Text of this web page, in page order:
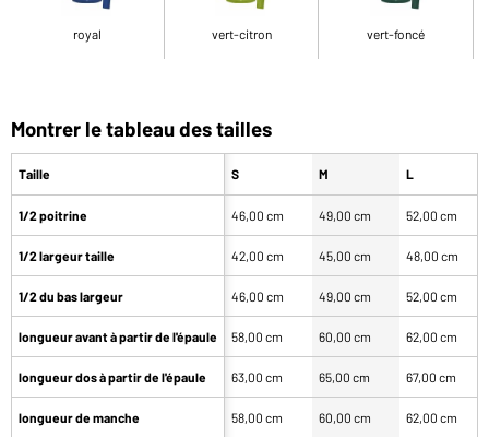
royal vert-citron vert-foncé
Montrer le tableau des tailles
Taille
1/2 poitrine
1/2 largeur taille
1/2 du bas largeur
longueur avant à partir de l'épaule
longueur dos à partir de l'épaule
longueur de manche
S M L
46,00 cm 49,00 cm 52,00 cm
42,00 cm 45,00 cm 48,00 cm
46,00 cm 49,00 cm 52,00 cm
58,00 cm 60,00 cm 62,00 cm
63,00 cm 65,00 cm 67,00 cm
58,00 cm 60,00 cm 62,00 cm